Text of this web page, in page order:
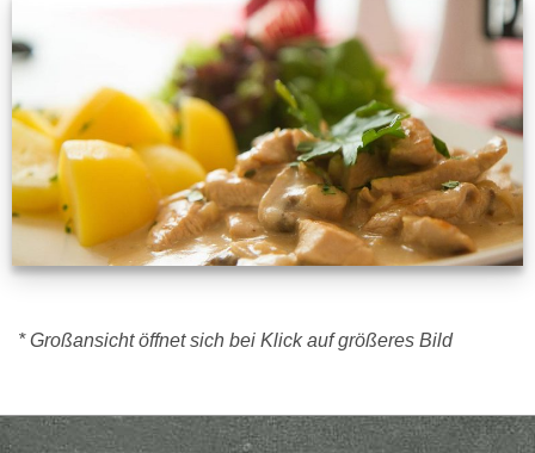
* Großansicht öffnet sich bei Klick auf größeres Bild